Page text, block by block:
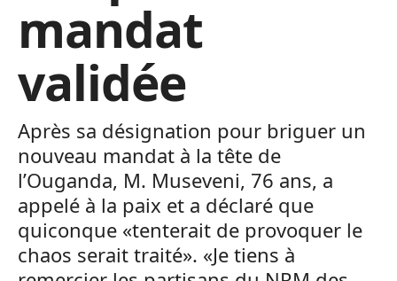
mandat
validée
Après sa désignation pour briguer un
nouveau mandat à la tête de
l’Ouganda, M. Museveni, 76 ans, a
appelé à la paix et a déclaré que
quiconque «tenterait de provoquer le
chaos serait traité». «Je tiens à